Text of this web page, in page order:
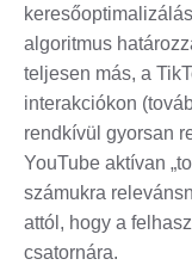
algoritmus
teljesen más, a
interakciókon
rendkívül gyorsan
YouTube aktívan
számukra
attól, hogy a
csatornára.